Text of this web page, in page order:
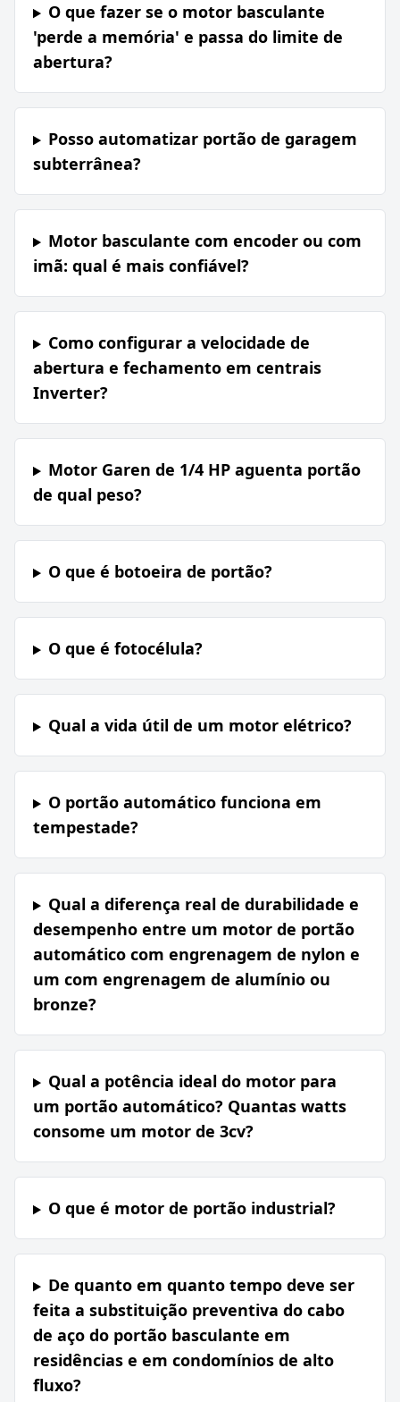
O que fazer se o motor basculante
'perde a memória' e passa do limite de
abertura?
Posso automatizar portão de garagem
subterrânea?
Motor basculante com encoder ou com
imã: qual é mais confiável?
Como configurar a velocidade de
abertura e fechamento em centrais
Inverter?
Motor Garen de 1/4 HP aguenta portão
de qual peso?
O que é botoeira de portão?
O que é fotocélula?
Qual a vida útil de um motor elétrico?
O portão automático funciona em
tempestade?
Qual a diferença real de durabilidade e
desempenho entre um motor de portão
automático com engrenagem de nylon e
um com engrenagem de alumínio ou
bronze?
Qual a potência ideal do motor para
um portão automático? Quantas watts
consome um motor de 3cv?
O que é motor de portão industrial?
De quanto em quanto tempo deve ser
feita a substituição preventiva do cabo
de aço do portão basculante em
residências e em condomínios de alto
fluxo?